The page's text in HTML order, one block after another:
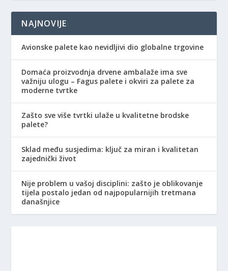
NAJNOVIJE
Avionske palete kao nevidljivi dio globalne trgovine
Domaća proizvodnja drvene ambalaže ima sve
važniju ulogu – Fagus palete i okviri za palete za
moderne tvrtke
Zašto sve više tvrtki ulaže u kvalitetne brodske
palete?
Sklad među susjedima: ključ za miran i kvalitetan
zajednički život
Nije problem u vašoj disciplini: zašto je oblikovanje
tijela postalo jedan od najpopularnijih tretmana
današnjice